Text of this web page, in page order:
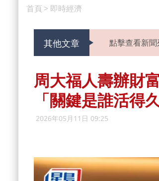
首頁 > 即時經濟
其他文章 點擊查看新聞
周大福人壽辦財
「關鍵是誰活得
2026年05月11日 09:25